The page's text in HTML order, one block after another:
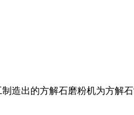
造出的方解石磨粉机为方解